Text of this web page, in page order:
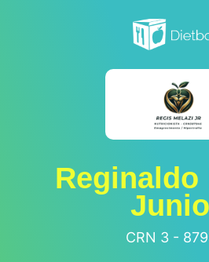
Reginaldo
CRN 3 -